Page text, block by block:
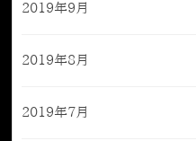
2019年9月
2019年8月
2019年7月